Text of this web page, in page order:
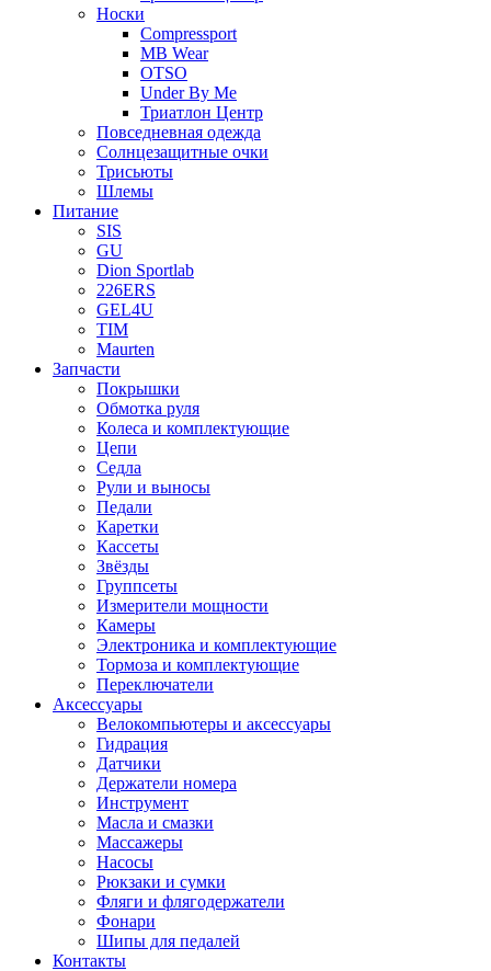
Носки
Compressport
MB Wear
OTSO
Under By Me
Триатлон Центр
Повседневная одежда
Солнцезащитные очки
Трисьюты
Шлемы
Питание
SIS
GU
Dion Sportlab
226ERS
GEL4U
TIM
Maurten
Запчасти
Покрышки
Обмотка руля
Колеса и комплектующие
Цепи
Седла
Рули и выносы
Педали
Каретки
Кассеты
Звёзды
Группсеты
Измерители мощности
Камеры
Электроника и комплектующие
Тормоза и комплектующие
Переключатели
Аксессуары
Велокомпьютеры и аксессуары
Гидрация
Датчики
Держатели номера
Инструмент
Масла и смазки
Массажеры
Насосы
Рюкзаки и сумки
Фляги и флягодержатели
Фонари
Шипы для педалей
Контакты